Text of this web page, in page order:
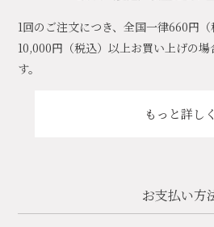
1回のご注文につき、全国一律660円（
10,000円（税込）以上お買い上げの
す。
もっと詳しく
お支払い方